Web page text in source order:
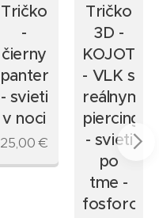
Tričko
-
čierny
panter
- svieti
v noci
25,00€
Tričko
3D -
KOJOT
- VLK s
reálnym
- svieti
po
tme -
fosforový